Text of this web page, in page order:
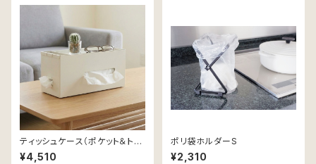
ティッシュケース（ポケット＆トレ
イ付）
¥4,510
ポリ袋ホルダーS
¥2,310